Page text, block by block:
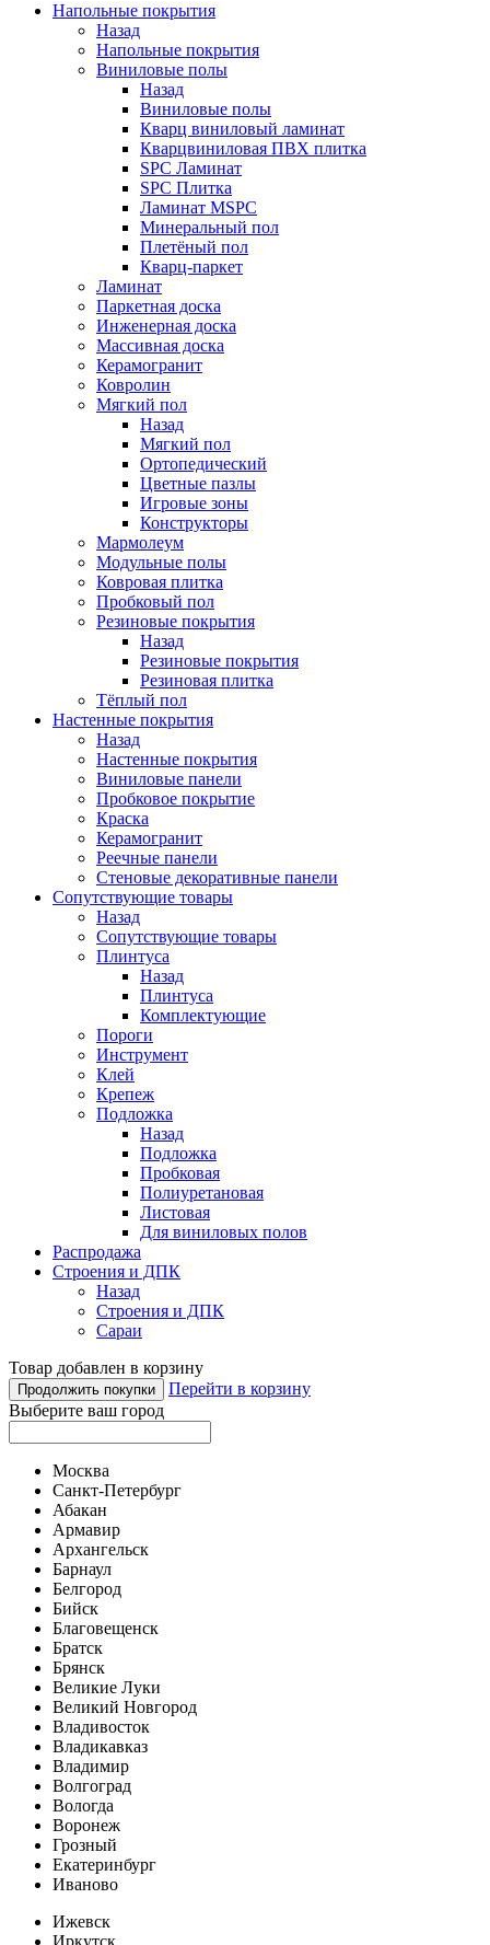
Напольные покрытия
Назад
Напольные покрытия
Виниловые полы
Назад
Виниловые полы
Кварц виниловый ламинат
Кварцвиниловая ПВХ плитка
SPC Ламинат
SPC Плитка
Ламинат MSPC
Минеральный пол
Плетёный пол
Кварц-паркет
Ламинат
Паркетная доска
Инженерная доска
Массивная доска
Керамогранит
Ковролин
Мягкий пол
Назад
Мягкий пол
Ортопедический
Цветные пазлы
Игровые зоны
Конструкторы
Мармолеум
Модульные полы
Ковровая плитка
Пробковый пол
Резиновые покрытия
Назад
Резиновые покрытия
Резиновая плитка
Тёплый пол
Настенные покрытия
Назад
Настенные покрытия
Виниловые панели
Пробковое покрытие
Краска
Керамогранит
Реечные панели
Стеновые декоративные панели
Сопутствующие товары
Назад
Сопутствующие товары
Плинтуса
Назад
Плинтуса
Комплектующие
Пороги
Инструмент
Клей
Крепеж
Подложка
Назад
Подложка
Пробковая
Полиуретановая
Листовая
Для виниловых полов
Распродажа
Строения и ДПК
Назад
Строения и ДПК
Сараи
Товар добавлен в корзину
Продолжить покупки
Перейти в корзину
Выберите ваш город
Москва
Санкт-Петербург
Абакан
Армавир
Архангельск
Барнаул
Белгород
Бийск
Благовещенск
Братск
Брянск
Великие Луки
Великий Новгород
Владивосток
Владикавказ
Владимир
Волгоград
Вологда
Воронеж
Грозный
Екатеринбург
Иваново
Ижевск